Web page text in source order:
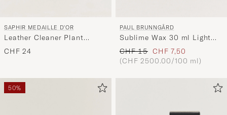
SAPHIR MEDAILLE D'OR
Leather Cleaner Plant
Based 100ml
CHF 24
PAUL BRUNNGÅRD
Sublime Wax 30 ml Light
Brown
Regulärer Preis
CHF 15 Reduzierter Preis
CHF 7,50
(CHF 2500.00/100 ml)
50%